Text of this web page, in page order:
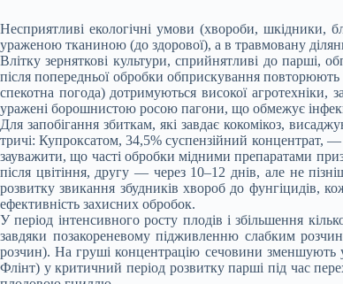
Несприятливі екологічні умови (хвороби, шкідники,
ураженою тканиною (до здорової), а в травмовану
Влітку зерняткові культури, сприйнятливі до парші,
після попередньої обробки обприскування
спекотна погода) дотримуються високої
уражені борошнистою росою пагони, що обмежує
Для запобігання збиткам, які завдає кокомікоз,
тричі: Купроксатом, 34,5% суспензійний
зауважити, що часті обробки мідними препаратами
після цвітіння, другу — через 10–12 днів, але не
розвитку звикання збудників хвороб до фунгіцидів,
ефективність захисних обробок.
У період інтенсивного росту плодів і збільшення
завдяки позакореневому підживленню слабким
розчин). На груші концентрацію сечовини зменшують
Флінт) у критичний період розвитку парші під час